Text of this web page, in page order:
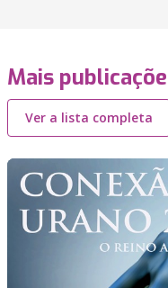
Mais
Ver a lista completa